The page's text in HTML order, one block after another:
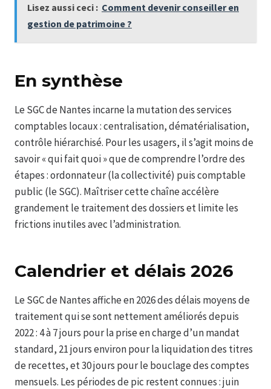
Lisez aussi ceci : Comment devenir conseiller en
gestion de patrimoine ?
En synthèse
Le SGC de Nantes incarne la mutation des services
comptables locaux : centralisation, dématérialisation,
contrôle hiérarchisé. Pour les usagers, il s’agit moins de
savoir « qui fait quoi » que de comprendre l’ordre des
étapes : ordonnateur (la collectivité) puis comptable
public (le SGC). Maîtriser cette chaîne accélère
grandement le traitement des dossiers et limite les
frictions inutiles avec l’administration.
Calendrier et délais 2026
Le SGC de Nantes affiche en 2026 des délais moyens de
traitement qui se sont nettement améliorés depuis
2022 : 4 à 7 jours pour la prise en charge d’un mandat
standard, 21 jours environ pour la liquidation des titres
de recettes, et 30 jours pour le bouclage des comptes
mensuels. Les périodes de pic restent connues : juin